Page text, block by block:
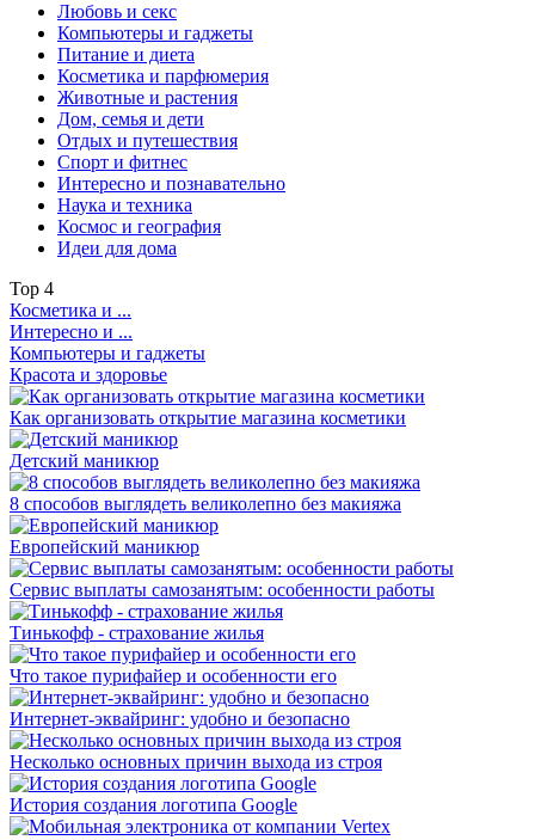
Любовь и секс
Компьютеры и гаджеты
Питание и диета
Косметика и парфюмерия
Животные и растения
Дом, семья и дети
Отдых и путешествия
Спорт и фитнес
Интересно и познавательно
Наука и техника
Космос и география
Идеи для дома
Top 4
Косметика и ...
Интересно и ...
Компьютеры и гаджеты
Красота и здоровье
Как организовать открытие магазина косметики
Детский маникюр
8 способов выглядеть великолепно без макияжа
Европейский маникюр
Сервис выплаты самозанятым: особенности работы
Тинькофф - страхование жилья
Что такое пурифайер и особенности его
Интернет-эквайринг: удобно и безопасно
Несколько основных причин выхода из строя
История создания логотипа Google